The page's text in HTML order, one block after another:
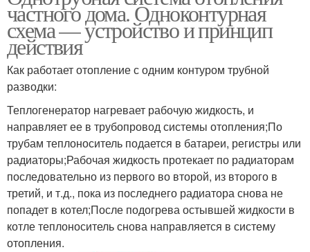
Разводка в самотечных
Отопления с верхней
разводкой
Нижняя разводка
частного дома. Одноконтурная
схема — устройство и принцип
действия
Как работает отопление с одним контуром трубной
разводки:
Теплогенератор нагревает рабочую жидкость, и
направляет ее в трубопровод системы отопления;По
трубам теплоноситель подается в батареи, регистры или
радиаторы;Рабочая жидкость протекает по радиаторам
последовательно из первого во второй, из второго в
третий, и т.д., пока из последнего радиатора снова не
попадет в котел;После подогрева остывшей жидкости в
котле теплоноситель снова направляется в систему
отопления.